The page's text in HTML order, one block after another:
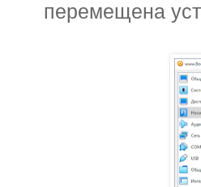
перемещена